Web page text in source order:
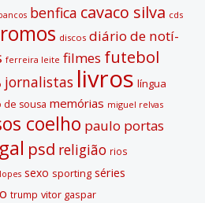
benfica cavaco silva cds
discos diário de notí­
ferreira leite filmes futebol
jornalistas livros lí­ngua
sousa memórias miguel relvas
coelho paulo portas
psd religião rios
sexo sporting séries
trump vitor gaspar